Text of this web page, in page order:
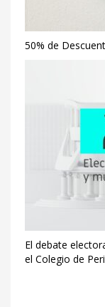
50% de
El debate
el Colegio de